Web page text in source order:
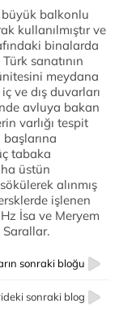
balkonlu
kullanılmıştır ve
binalarda
sanatının
meydana
ve dış duvarları
avluya bakan
varlığı tespit
tabaka
üstün
alınmış
işlenen
İsa ve Meryem
Sarallar.
sonraki bloğu
sonraki blog